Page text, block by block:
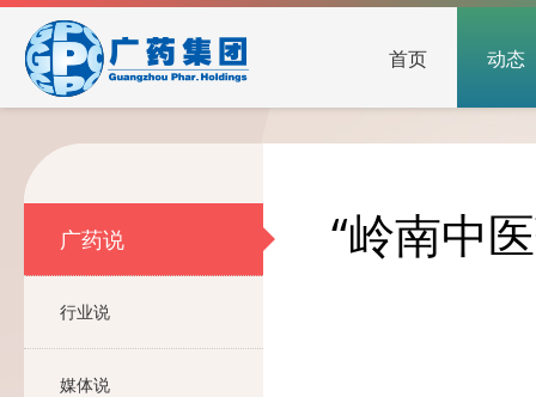
首页 动态
广药说
行业说
媒体说
“岭南中